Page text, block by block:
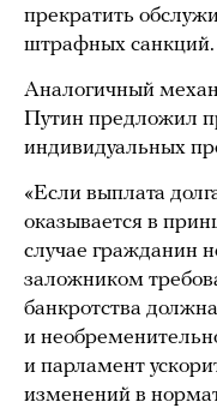
прекратить
штрафных санкций.
Аналогичный
Путин предложил
индивидуальных
«Если выплата
оказывается в
случае гражданин
заложником
банкротства
и
и парламент
изменений в